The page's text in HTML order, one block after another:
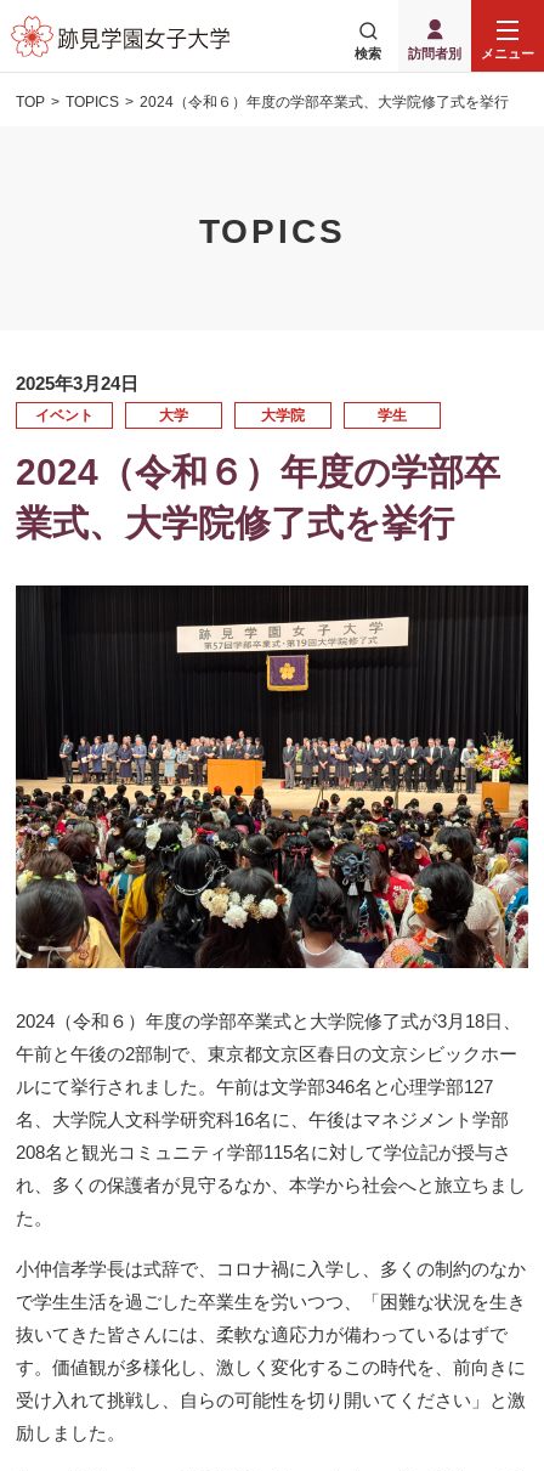
検索 訪問者別 メニュー
TOP TOPICS 2024（令和６）年度の学部卒業式、大学院修了式を挙行
TOPICS
2025年3月24日
イベント 大学 大学院 学生
2024（令和６）年度の学部卒
業式、大学院修了式を挙行
2024（令和６）年度の学部卒業式と大学院修了式が3月18日、
午前と午後の2部制で、東京都文京区春日の文京シビックホー
ルにて挙行されました。午前は文学部346名と心理学部127
名、大学院人文科学研究科16名に、午後はマネジメント学部
208名と観光コミュニティ学部115名に対して学位記が授与さ
れ、多くの保護者が見守るなか、本学から社会へと旅立ちまし
た。
小仲信孝学長は式辞で、コロナ禍に入学し、多くの制約のなか
で学生生活を過ごした卒業生を労いつつ、「困難な状況を生き
抜いてきた皆さんには、柔軟な適応力が備わっているはずで
す。価値観が多様化し、激しく変化するこの時代を、前向きに
受け入れて挑戦し、自らの可能性を切り開いてください」と激
励しました。